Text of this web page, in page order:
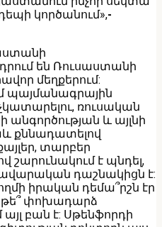
կործանում»,-
են Ռուսաստանի
մեղքերում:
պայմանագրային
ռուսական
և այլնի
քննադատելով
տարբեր
շարունակում է պնդել,
դաշնակիցն է:
իրական դեմա՞րշն էր
թե՞ փոխադարձ
բան է: Սթենֆորդի